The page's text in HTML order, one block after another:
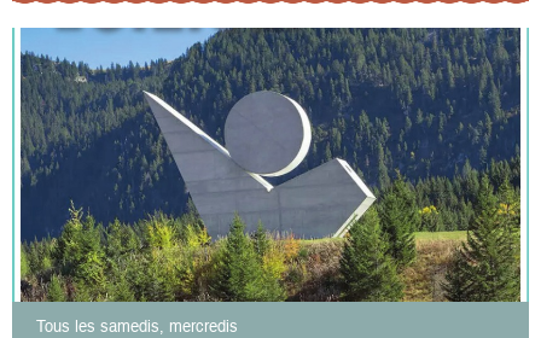
Tous les samedis, mercredis